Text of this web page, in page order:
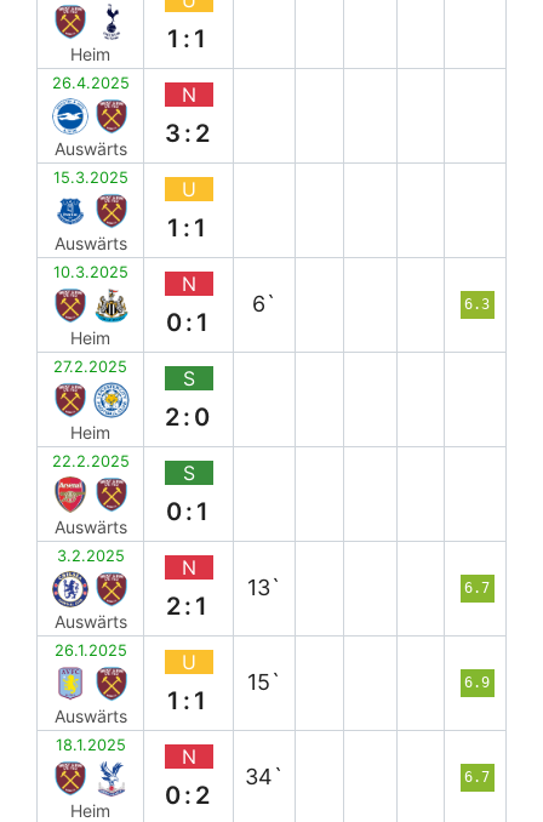
Heim
1:1
26.4.2025
Auswärts
N
3:2
15.3.2025
Auswärts
U
1:1
10.3.2025
Heim
N
0:1
6` 6.3
27.2.2025
Heim
S
2:0
22.2.2025
Auswärts
S
0:1
3.2.2025
Auswärts
N
2:1
13` 6.7
26.1.2025
Auswärts
U
1:1
15` 6.9
18.1.2025
Heim
N
0:2
34` 6.7